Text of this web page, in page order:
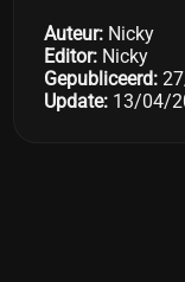
Auteur: Nicky
Editor: Nicky
Gepubliceerd:
Update: 13/04/